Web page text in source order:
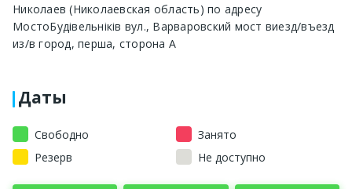
Николаев (Николаевская область) по адресу
МостоБудівельніків вул., Варваровский мост виезд/въезд
из/в город, перша, сторона А
Даты
Свободно
Занято
Резерв
Не доступно